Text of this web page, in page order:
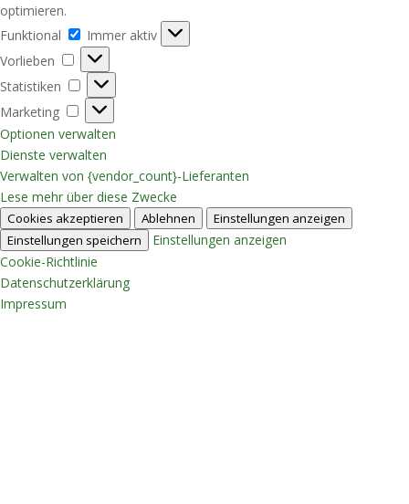
optimieren.
Funktional
Funktional
Immer aktiv
Vorlieben
Vorlieben
Statistiken
Statistiken
Marketing
Marketing
Optionen verwalten
Dienste verwalten
Verwalten von {vendor_count}-Lieferanten
Lese mehr über diese Zwecke
Cookies akzeptieren Ablehnen
Einstellungen anzeigen
Einstellungen speichern
Einstellungen anzeigen
Cookie-Richtlinie
Datenschutzerklärung
Impressum